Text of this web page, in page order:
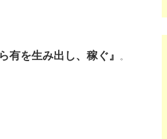
有を生み出し、稼ぐ』
。